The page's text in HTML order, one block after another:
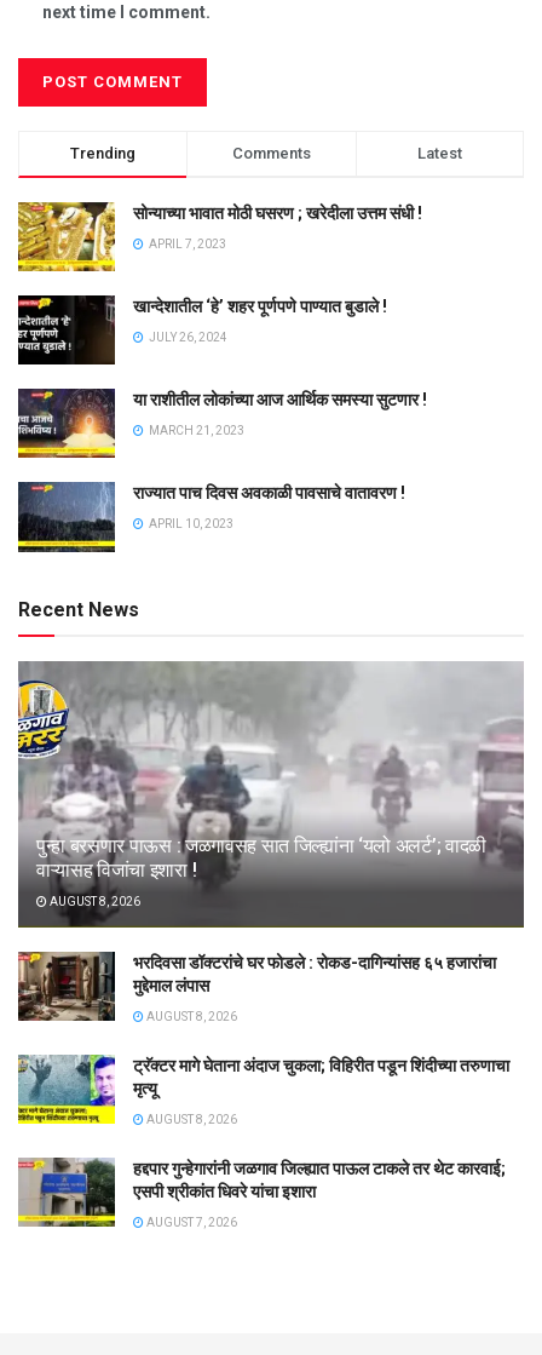
next time I comment.
Trending Comments Latest
सोन्याच्या भावात मोठी घसरण ; खरेदीला उत्तम संधी !
APRIL 7, 2023
खान्देशातील ‘हे’ शहर पूर्णपणे पाण्यात बुडाले !
JULY 26, 2024
या राशीतील लोकांच्या आज आर्थिक समस्या सुटणार !
MARCH 21, 2023
राज्यात पाच दिवस अवकाळी पावसाचे वातावरण !
APRIL 10, 2023
Recent News
पुन्हा बरसणार पाऊस : जळगावसह सात जिल्ह्यांना ‘यलो अलर्ट’; वादळी
वाऱ्यासह विजांचा इशारा !
AUGUST 8, 2026
भरदिवसा डॉक्टरांचे घर फोडले : रोकड-दागिन्यांसह ६५ हजारांचा
मुद्देमाल लंपास
AUGUST 8, 2026
ट्रॅक्टर मागे घेताना अंदाज चुकला; विहिरीत पडून शिंदीच्या तरुणाचा
मृत्यू
AUGUST 8, 2026
हद्दपार गुन्हेगारांनी जळगाव जिल्ह्यात पाऊल टाकले तर थेट कारवाई;
एसपी श्रीकांत धिवरे यांचा इशारा
AUGUST 7, 2026